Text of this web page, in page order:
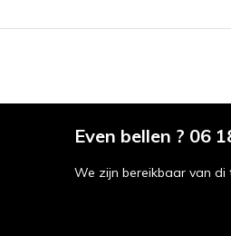
Even bellen ? 06
We zijn bereikbaar van di